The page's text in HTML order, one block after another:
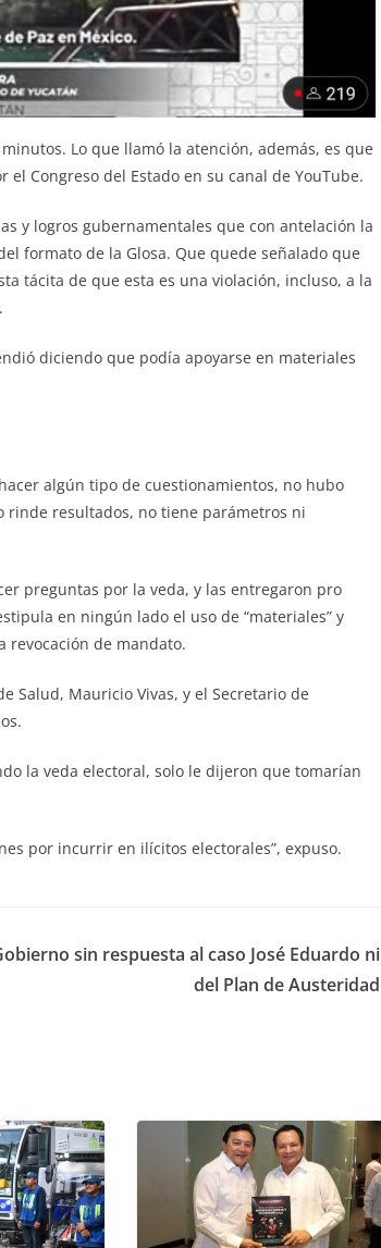
Lo que llamó la atención, además, es que
Congreso del Estado en su canal de YouTube.
y logros gubernamentales que con antelación la
formato de la Glosa. Que quede señalado que
tácita de que esta es una violación, incluso, a la
diciendo que podía apoyarse en materiales
algún tipo de cuestionamientos, no hubo
rinde resultados, no tiene parámetros ni
preguntas por la veda, y las entregaron pro
en ningún lado el uso de “materiales” y
revocación de mandato.
Salud, Mauricio Vivas, y el Secretario de
la veda electoral, solo le dijeron que tomarían
por incurrir en ilícitos electorales”, expuso.
sin respuesta al caso José Eduardo ni
del Plan de Austeridad